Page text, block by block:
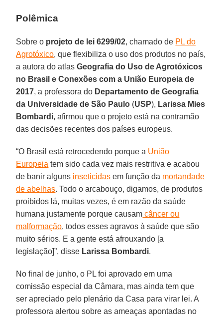
Polêmica
Sobre o projeto de lei 6299/02, chamado de PL do
Agrotóxico, que flexibiliza o uso dos produtos no país,
a autora do atlas Geografia do Uso de Agrotóxicos
no Brasil e Conexões com a União Europeia de
2017, a professora do Departamento de Geografia
da Universidade de São Paulo (USP), Larissa Mies
Bombardi, afirmou que o projeto está na contramão
das decisões recentes dos países europeus.
“O Brasil está retrocedendo porque a União
Europeia tem sido cada vez mais restritiva e acabou
de banir alguns inseticidas em função da mortandade
de abelhas. Todo o arcabouço, digamos, de produtos
proibidos lá, muitas vezes, é em razão da saúde
humana justamente porque causam câncer ou
malformação, todos esses agravos à saúde que são
muito sérios. E a gente está afrouxando [a
legislação]”, disse Larissa Bombardi.
No final de junho, o PL foi aprovado em uma
comissão especial da Câmara, mas ainda tem que
ser apreciado pelo plenário da Casa para virar lei. A
professora alertou sobre as ameaças apontadas no